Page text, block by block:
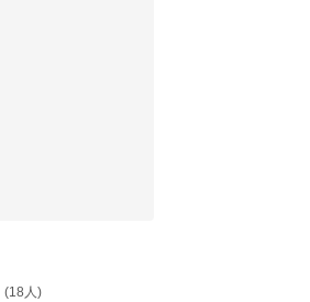
(18 人)